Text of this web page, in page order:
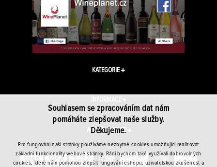
KATEGORIE
INFORMACE
WINEPLANET.CZ
Souhlasem se zpracováním dat nám
pomáháte zlepšovat naše služby.
Děkujeme.
Pro fungování naší stránky používáme nezbytné cookies umožňující realizovat
základní funkcionality webové stránky. Rádi bychom také využívali dobrovolných
cookies, které nám pomohou zlepšit fungování eshopu, uživatelskou zkušenost a